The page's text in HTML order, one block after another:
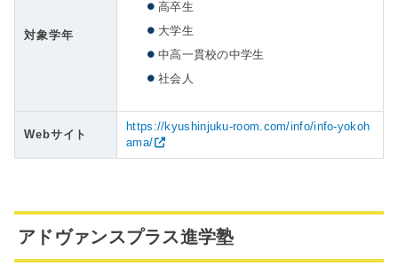
対象学年
高卒生
大学生
中高一貫校の中学生
社会人
Webサイト
https://kyushinjuku-room.com/info/info-yokoh
ama/
アドヴァンスプラス進学塾